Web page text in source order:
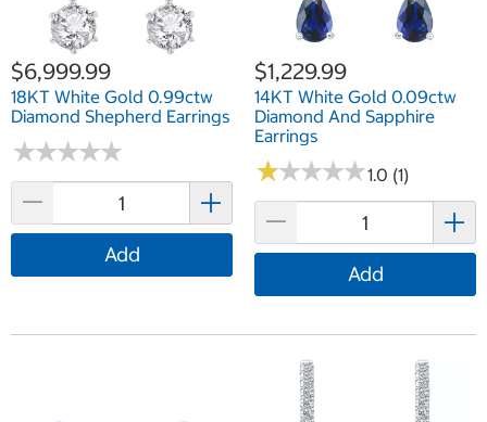
$6,999.99
18KT White Gold 0.99ctw
Diamond Shepherd Earrings
★★★★★
★★★★★
Add
$1,229.99
14KT White Gold 0.09ctw
Diamond And Sapphire
Earrings
★★★★★
★★★★★1.0 (1)
Add